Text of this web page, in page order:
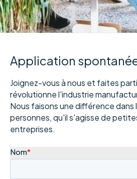
Application
Joignez-vous à nous et faites
révolutionne l'industrie
Nous faisons une différence dans
personnes, qu'il s'agisse de
entreprises.